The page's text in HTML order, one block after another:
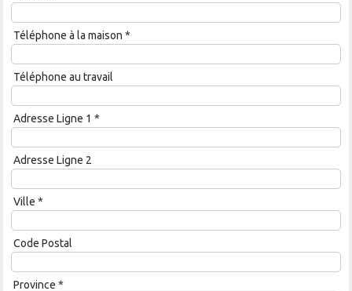
Téléphone à la maison *
Téléphone au travail
Adresse Ligne 1 *
Adresse Ligne 2
Ville *
Code Postal
Province *